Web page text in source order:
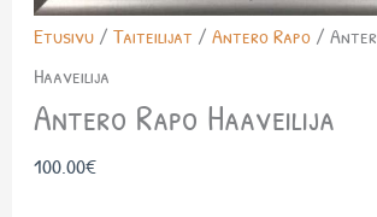
Etusivu/ Taiteilijat / Antero Rapo/
Haaveilija
Antero Rapo Haaveilija
100.00€